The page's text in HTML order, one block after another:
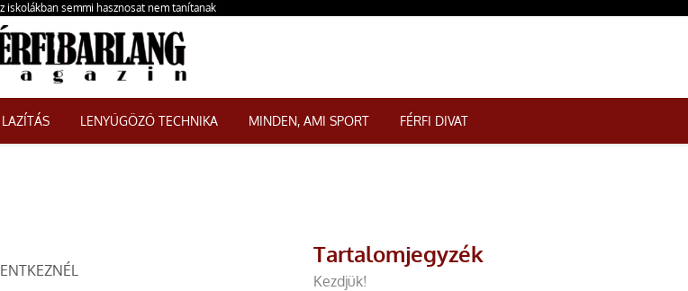
iskolákban semmi hasznosat nem tanítanak
LENYŰGÖZŐ TECHNIKA MINDEN, AMI SPORT FÉRFI DIVAT
Tartalomjegyzék
Kezdjük!